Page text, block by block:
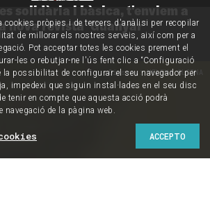
solidària i bàsica, t'enviem a
nova revista 'Guanyar'
Disseny: HELENA OLCINA
pròpies i de tercers d'anàlisi per recopilar
de millorar els nostres serveis, així com per a
Pot acceptar totes les cookies prement el
les o rebutjar-ne l'ús fent clic a “Configuració
la possibilitat de configurar el seu navegador per
impedexi que siguin instal·lades en el seu disc
tenir en compte que aquesta acció podrà
de la pàgina web.
ACCEPTO